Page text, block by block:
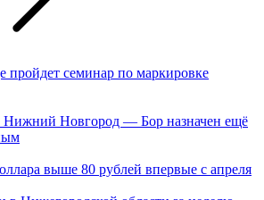
семинар по маркировке
Нижний Новгород — Бор назначен ещё
выше 80 рублей впервые с апреля